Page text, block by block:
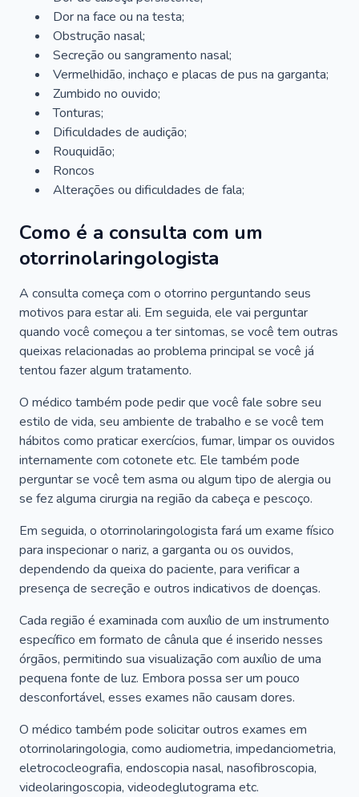
Dor na face ou na testa;
Obstrução nasal;
Secreção ou sangramento nasal;
Vermelhidão, inchaço e placas de pus na garganta;
Zumbido no ouvido;
Tonturas;
Dificuldades de audição;
Rouquidão;
Roncos
Alterações ou dificuldades de fala;
Como é a consulta com um
otorrinolaringologista
A consulta começa com o otorrino perguntando seus
motivos para estar ali. Em seguida, ele vai perguntar
quando você começou a ter sintomas, se você tem outras
queixas relacionadas ao problema principal se você já
tentou fazer algum tratamento.
O médico também pode pedir que você fale sobre seu
estilo de vida, seu ambiente de trabalho e se você tem
hábitos como praticar exercícios, fumar, limpar os ouvidos
internamente com cotonete etc. Ele também pode
perguntar se você tem asma ou algum tipo de alergia ou
se fez alguma cirurgia na região da cabeça e pescoço.
Em seguida, o otorrinolaringologista fará um exame físico
para inspecionar o nariz, a garganta ou os ouvidos,
dependendo da queixa do paciente, para verificar a
presença de secreção e outros indicativos de doenças.
Cada região é examinada com auxílio de um instrumento
específico em formato de cânula que é inserido nesses
órgãos, permitindo sua visualização com auxílio de uma
pequena fonte de luz. Embora possa ser um pouco
desconfortável, esses exames não causam dores.
O médico também pode solicitar outros exames em
otorrinolaringologia, como audiometria, impedanciometria,
eletrococleografia, endoscopia nasal, nasofibroscopia,
videolaringoscopia, videodeglutograma etc.